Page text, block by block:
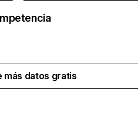
más datos gratis